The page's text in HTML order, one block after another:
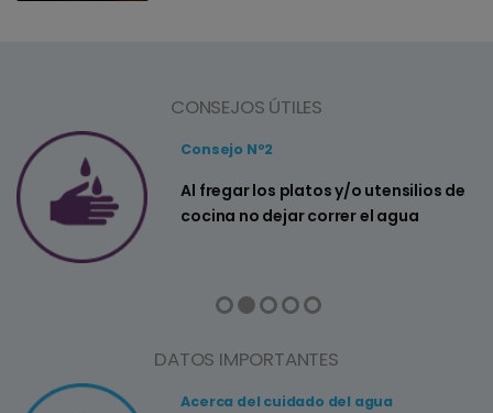
CONSEJOS ÚTILES
Consejo Nº2
Al fregar los platos y/o utensilios de
cocina no dejar correr el agua
DATOS IMPORTANTES
Acerca del cuidado del agua